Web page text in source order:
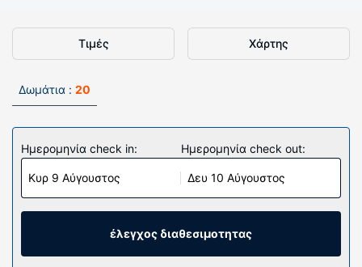
Τιμές Χάρτης
Δωμάτια : 20
Ημερομηνία check in:
Κυρ 9 Αύγουστος
Ημερομηνία check out:
Δευ 10 Αύγουστος
έλεγχος διαθεσιμοτητας